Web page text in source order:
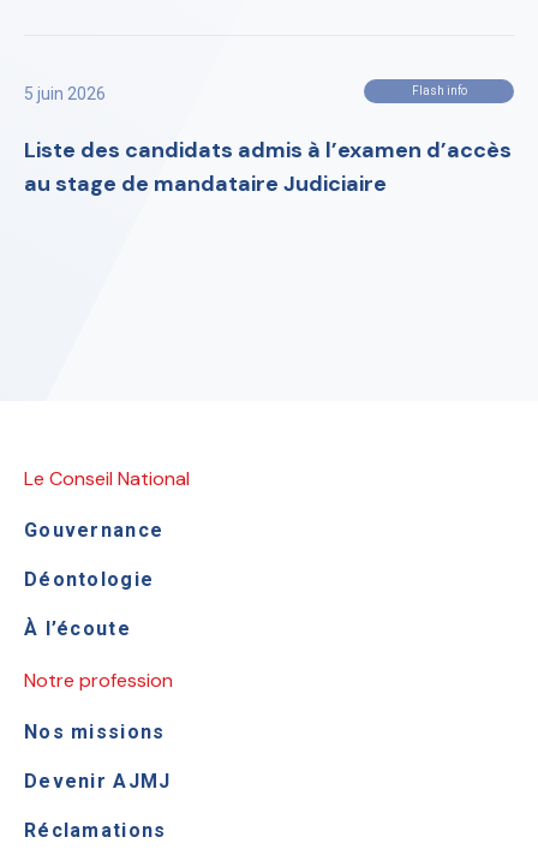
5 juin 2026 Flash info
Liste des candidats admis à l’examen d’accès
au stage de mandataire Judiciaire
Le Conseil National
Gouvernance
Déontologie
À l’écoute
Notre profession
Nos missions
Devenir AJMJ
Réclamations